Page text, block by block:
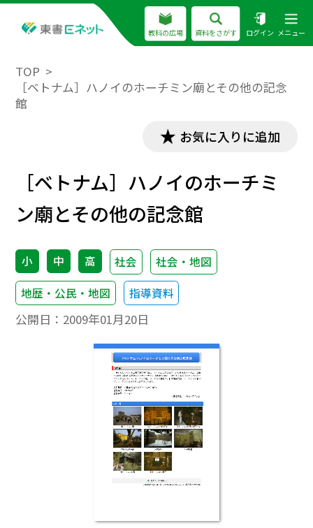
教科の広場 資料をさがす ログイン メニュー
TOP
［ベトナム］ハノイのホーチミン廟とその他の記念
館
お気に入りに追加
［ベトナム］ハノイのホーチミ
ン廟とその他の記念館
小 中 高 社会
社会・地図
地歴・公民・地図
指導資料
公開日： 2009年01月20日